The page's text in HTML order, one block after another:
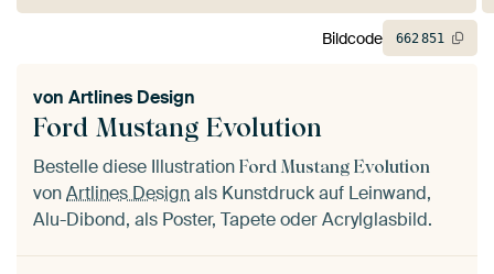
Ford Mustang Evolution
von Artlines Design
Bestelle diese Illustration Ford Mustang Evolution
vonArtlines Designals Kunstdruck auf Leinwand,
Alu-Dibond, als Poster, Tapete oder Acrylglasbild.
Bildcode 662851